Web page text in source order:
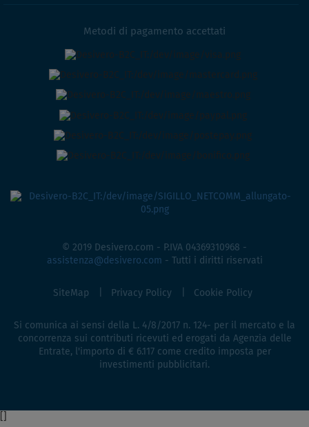
Metodi di pagamento accettati
© 2019 Desivero.com - P.IVA 04369310968 -
assistenza@desivero.com - Tutti i diritti riservati
SiteMap Privacy Policy Cookie Policy
Si comunica ai sensi della L. 4/8/2017 n. 124- per il mercato e la
concorrenza sui contributi ricevuti ed erogati da Agenzia delle
Entrate, l'importo di € 6.117 come credito imposta per
investimenti pubblicitari.